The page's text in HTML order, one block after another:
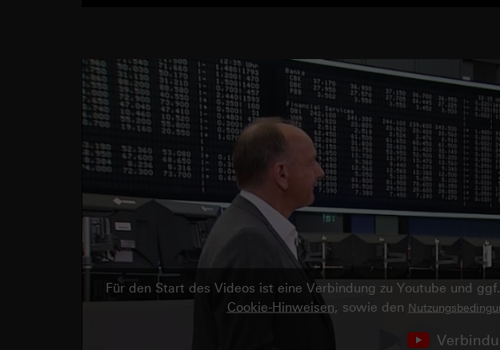
Für den Start des Videos ist eine Verbindung zu Youtube und
Cookie-Hinweisen, sowie den